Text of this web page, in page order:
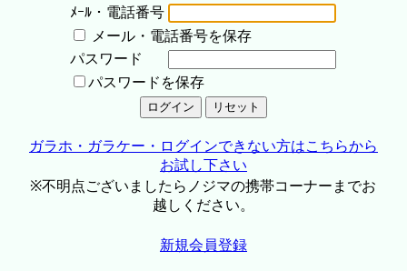
ﾒｰﾙ・電話番号
メール・電話番号を保存
パスワード
パスワードを保存
ガラホ・ガラケー・ログインできない方はこちらから
お試し下さい
※不明点ございましたらノジマの携帯コーナーまでお
越しください。
新規会員登録